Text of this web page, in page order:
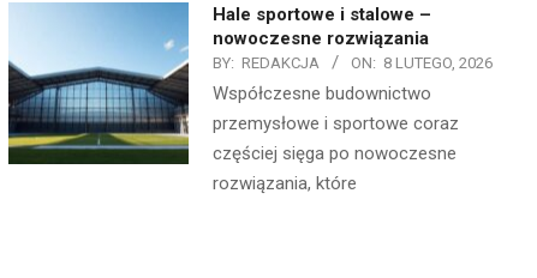
Hale sportowe i stalowe –
nowoczesne rozwiązania
BY: REDAKCJA ON: 8 LUTEGO, 2026
Współczesne budownictwo
przemysłowe i sportowe coraz
częściej sięga po nowoczesne
rozwiązania, które